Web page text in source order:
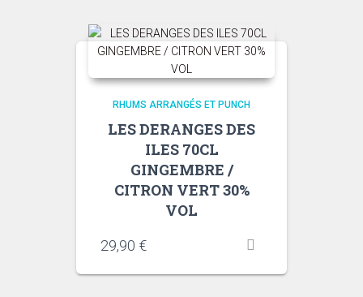
RHUMS ARRANGÉS ET PUNCH
LES DERANGES DES
ILES 70CL
GINGEMBRE /
CITRON VERT 30%
VOL
29,90 €